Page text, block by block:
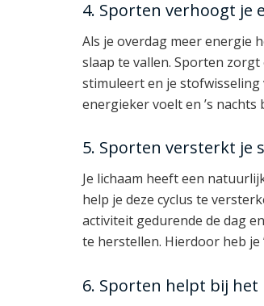
4. Sporten verhoogt je
Als je overdag meer energie
slaap te vallen. Sporten
stimuleert en je
energieker voelt en ’s
5. Sporten versterkt je
Je lichaam heeft een
help je deze cyclus te
activiteit gedurende de dag
te herstellen. Hierdoor heb je
6. Sporten helpt bij